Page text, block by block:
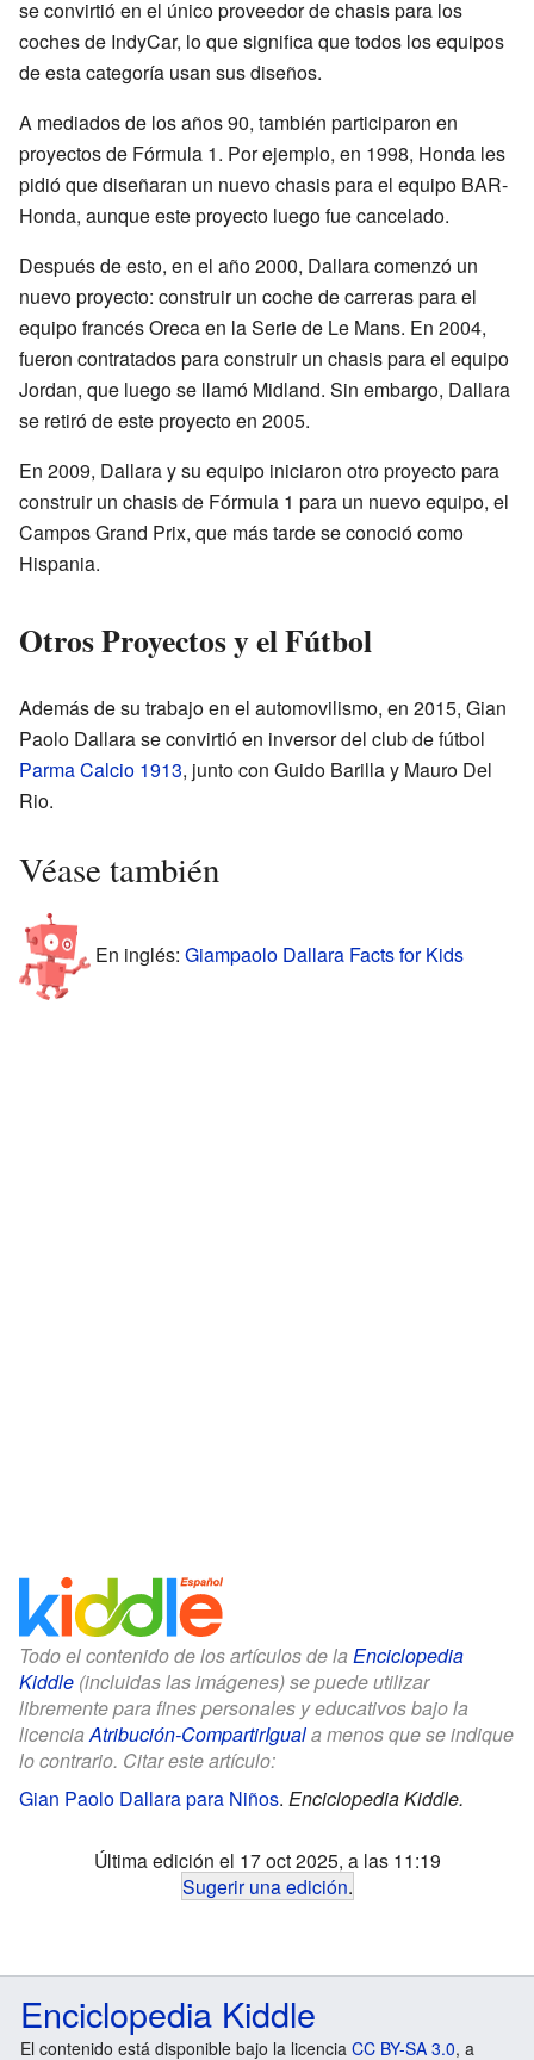
se convirtió en el único proveedor de chasis para los
coches de IndyCar, lo que significa que todos los equipos
de esta categoría usan sus diseños.
A mediados de los años 90, también participaron en
proyectos de Fórmula 1. Por ejemplo, en 1998, Honda les
pidió que diseñaran un nuevo chasis para el equipo BAR-
Honda, aunque este proyecto luego fue cancelado.
Después de esto, en el año 2000, Dallara comenzó un
nuevo proyecto: construir un coche de carreras para el
equipo francés Oreca en la Serie de Le Mans. En 2004,
fueron contratados para construir un chasis para el equipo
Jordan, que luego se llamó Midland. Sin embargo, Dallara
se retiró de este proyecto en 2005.
En 2009, Dallara y su equipo iniciaron otro proyecto para
construir un chasis de Fórmula 1 para un nuevo equipo, el
Campos Grand Prix, que más tarde se conoció como
Hispania.
Otros Proyectos y el Fútbol
Además de su trabajo en el automovilismo, en 2015, Gian
Paolo Dallara se convirtió en inversor del club de fútbol
Parma Calcio 1913, junto con Guido Barilla y Mauro Del
Rio.
Véase también
En inglés: Giampaolo Dallara Facts for Kids
Todo el contenido de los artículos de la Enciclopedia
Kiddle (incluidas las imágenes) se puede utilizar
libremente para fines personales y educativos bajo la
licenciaAtribución-CompartirIguala menos que se indique
lo contrario. Citar este artículo:
Gian Paolo Dallara para Niños. Enciclopedia Kiddle.
Última edición el 17 oct 2025, a las 11:19
Sugerir una edición.
Enciclopedia Kiddle
El contenido está disponible bajo la licencia CC BY-SA 3.0, a